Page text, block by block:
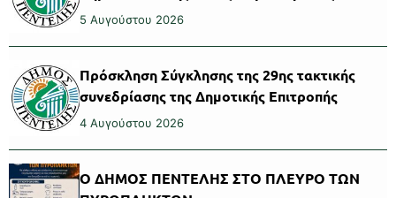
5 Αυγούστου 2026
Πρόσκληση Σύγκλησης της 29ης τακτικής
συνεδρίασης της Δημοτικής Επιτροπής
4 Αυγούστου 2026
Ο ΔΗΜΟΣ ΠΕΝΤΕΛΗΣ ΣΤΟ ΠΛΕΥΡΟ ΤΩΝ